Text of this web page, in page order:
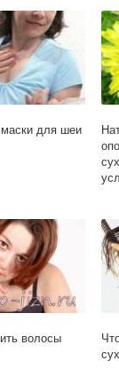
для шеи
волосы